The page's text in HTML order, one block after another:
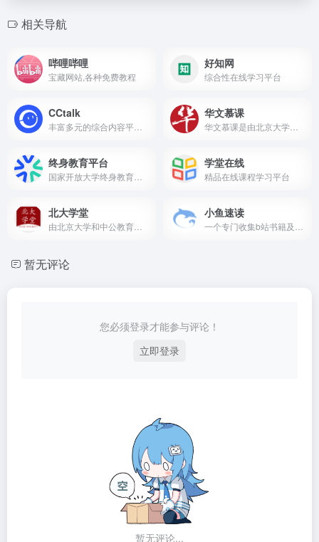
相关导航
哔哩哔哩
宝藏网站,各种免费教程
好知网
综合性在线学习平台
CCtalk 华文慕课
终身教育平台 学堂在线
精品在线课程学习平台
北大学堂 小鱼速读
暂无评论
您必须登录才能参与评论！
立即登录
暂无评论...